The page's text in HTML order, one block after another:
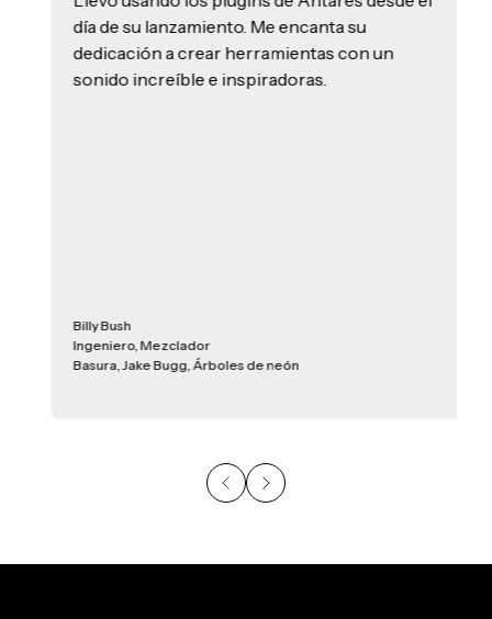
día de su lanzamiento. Me encanta su
dedicación a crear herramientas con un
sonido increíble e inspiradoras.
Billy Bush
Ingeniero, Mezclador
Basura, Jake Bugg, Árboles de neón